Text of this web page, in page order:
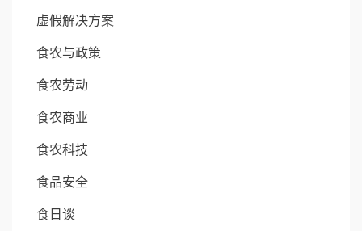
虚假解决方案
食农与政策
食农劳动
食农商业
食农科技
食品安全
食日谈